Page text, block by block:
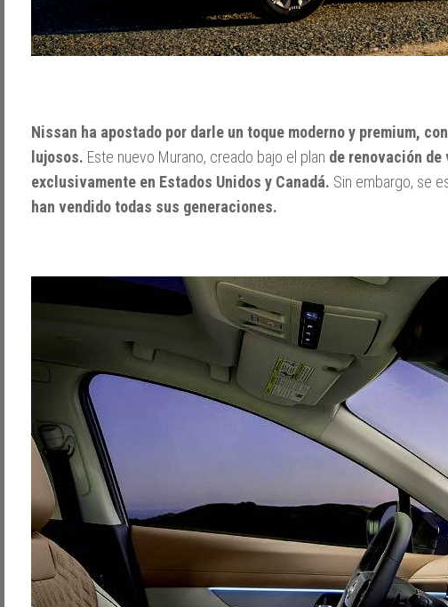
Nissan ha apostado por darle un toque moderno y premium,
lujosos. Este nuevo Murano, creado bajo el plan de renovación
exclusivamente en Estados Unidos y Canadá. Sin embargo, se
han vendido todas sus generaciones.